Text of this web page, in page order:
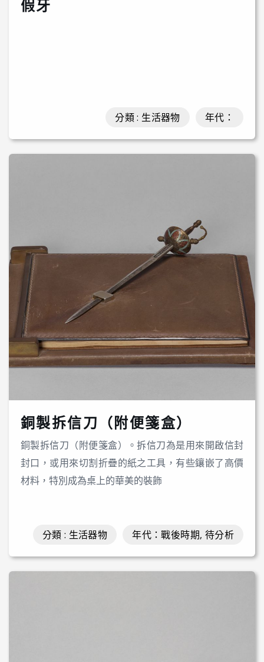
假牙
年代：
分類 : 生活器物
銅製拆信刀（附便箋盒）
銅製拆信刀（附便箋盒）。拆信刀為是用來開啟信封
封口，或用來切割折疊的紙之工具，有些鑲嵌了高價
材料，特別成為桌上的華美的裝飾
年代：戰後時期, 待分析
分類 : 生活器物